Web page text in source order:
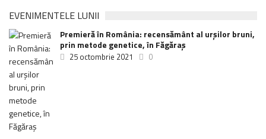
EVENIMENTELE LUNII
Premieră în România: recensământ al urșilor bruni,
prin metode genetice, în Făgăraș
25 octombrie 2021 0